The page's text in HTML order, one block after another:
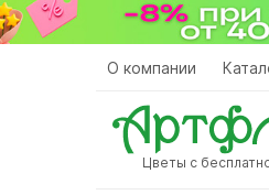
Перейти
к
О компании
Цветы с